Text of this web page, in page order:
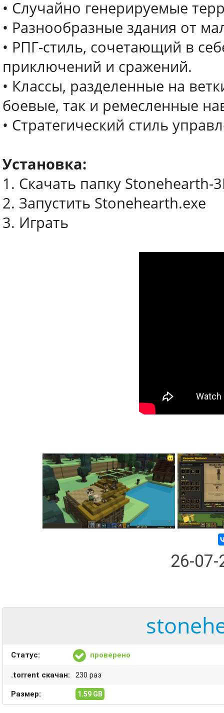
• Случайно генерируемые
• Разнообразные здания от
• РПГ-стиль, сочетающий в
приключений и сражений.
• Классы, разделенные на
боевые, так и ремесленные
• Стратегический стиль
Установка:
1. Скачать папку Stonehearth-
2. Запустить Stonehearth.exe
3. Играть
26-
Статус: проверено
.torrent скачан: 230 раз
Размер: 1.59 GB